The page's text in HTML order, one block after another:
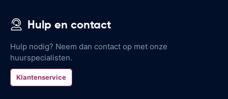
Hulp en contact
Hulp nodig? Neem dan contact op met onze
huurspecialisten.
Klantenservice